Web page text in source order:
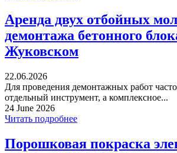
Аренда двух отбойных
демонтажа бетонного
Жуковском
22.06.2026
Для проведения демонтажных работ часто
отдельный инструмент, а комплексное...
24 June 2026
Читать подробнее
Порошковая покраска